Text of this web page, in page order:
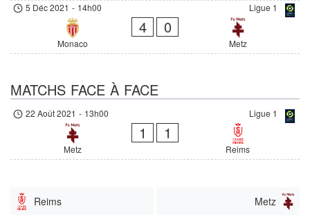
Ligue 1
5 Déc 2021 - 14h00
Monaco
4 0
Metz
MATCHS FACE À FACE
Ligue 1
22 Août 2021 - 13h00
Metz
1 1
Reims
Reims Metz